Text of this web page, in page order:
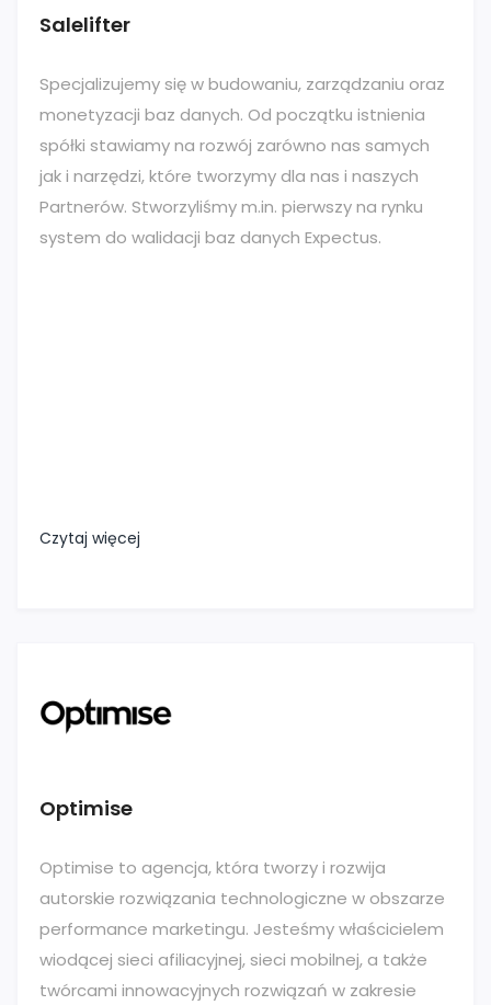
Salelifter
Specjalizujemy się w budowaniu, zarządzaniu oraz
monetyzacji baz danych. Od początku istnienia
spółki stawiamy na rozwój zarówno nas samych
jak i narzędzi, które tworzymy dla nas i naszych
Partnerów. Stworzyliśmy m.in. pierwszy na rynku
system do walidacji baz danych Expectus.
Czytaj więcej
Optimise
Optimise to agencja, która tworzy i rozwija
autorskie rozwiązania technologiczne w obszarze
performance marketingu. Jesteśmy właścicielem
wiodącej sieci afiliacyjnej, sieci mobilnej, a także
twórcami innowacyjnych rozwiązań w zakresie